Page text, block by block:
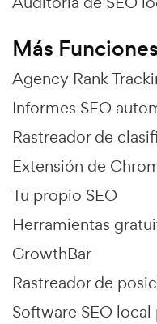
Más Funciones
Agency Rank
Informes SEO
Rastreador de
Extensión de
Tu propio SEO
Herramientas
GrowthBar
Rastreador de
Software SEO local